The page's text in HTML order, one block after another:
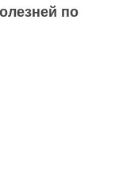
по